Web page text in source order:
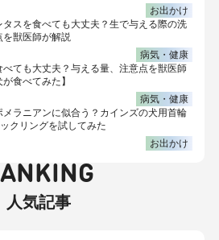
お出かけ
タスを食べても大丈夫？生で与える際の洗
を獣医師が解説
病気・健康
べても大丈夫？与える量、注意点を獣医師
食べてみた】
病気・健康
メラニアンに似合う？カインズの犬用首輪
クリングを試してみた
お出かけ
人気記事